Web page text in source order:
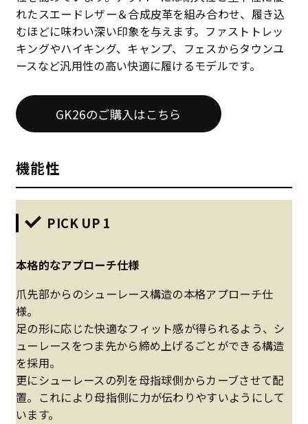
れたスエードレザー＆合成皮革を組み合わせ、履き込
むほどに味わい深い印象を与えます。ファストトレッ
キングやハイキング、キャンプ、フェスからタウンユ
ースなど汎用性の高い快適に履けるモデルです。
GK26のご購入はこちら
機能性
PICK UP 1
本格的なアプローチ仕様
爪先部からのシューレース構造の本格アプローチ仕
様。
足の形に応じた快適なフィット感が得られるよう、シ
ューレースをつま先から締め上げるごとができる構造
を採用。
更にシューレースの列を母指球側からカーブさせて配
置。これにより母指側に力が伝わりやすいようにして
います。